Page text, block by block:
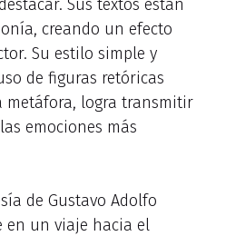
Sus textos están
creando un efecto
Su estilo simple y
de figuras retóricas
metáfora, logra transmitir
emociones más
de Gustavo Adolfo
en un viaje hacia el